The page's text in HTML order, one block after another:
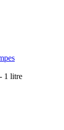
1 litre